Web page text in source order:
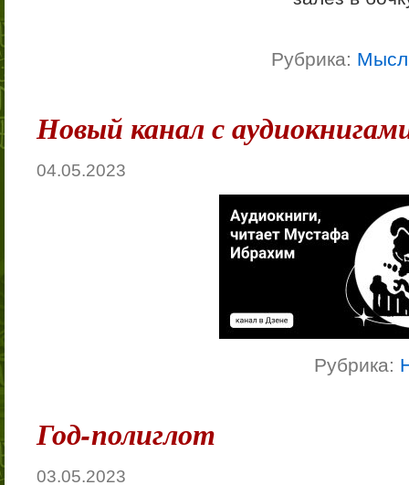
Рубрика:
Новый канал с
04.05.2023
Рубрика:
Год-полиглот
03.05.2023